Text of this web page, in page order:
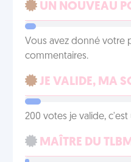
UN NOUVEAU
Vous avez donné votre
commentaires.
JE VALIDE, MA
200 votes je valide, c'est
MAÎTRE DU